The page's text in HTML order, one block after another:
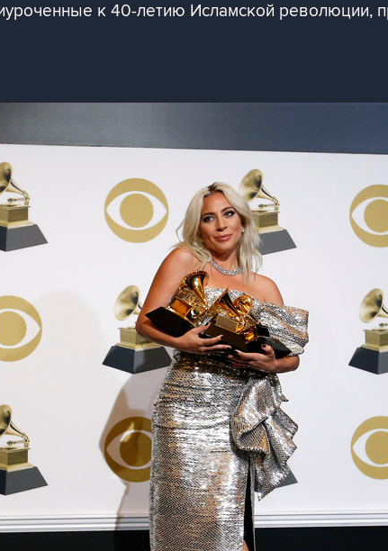
к 40-летию Исламской революции,